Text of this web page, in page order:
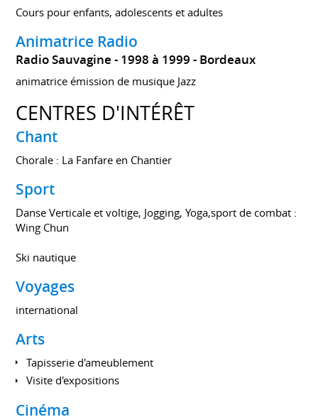
Cours pour enfants, adolescents et adultes
Animatrice Radio
Radio Sauvagine 1998 à 1999 Bordeaux
animatrice émission de musique Jazz
CENTRES D'INTÉRÊT
Chant
Chorale : La Fanfare en Chantier
Sport
Danse Verticale et voltige, Jogging, Yoga,sport de combat :
Wing Chun
Ski nautique
Voyages
international
Arts
Tapisserie d'ameublement
Visite d'expositions
Cinéma